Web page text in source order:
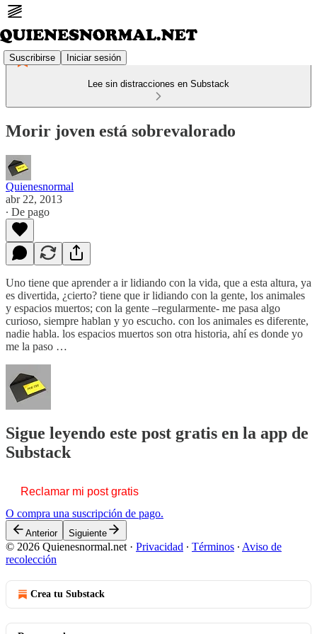
Suscribirse Iniciar sesión
Lee sin distracciones en Substack
Morir joven está sobrevalorado
Quienesnormal
abr 22, 2013
∙ De pago
Uno tiene que aprender a ir lidiando con la vida, que a esta altura, ya
es divertida, ¿cierto? tiene que ir lidiando con la gente, los animales
y espacios muertos; con la gente –regularmente- me pasa algo
curioso, siempre hablan y yo escucho. con los animales es diferente,
nadie habla. los espacios muertos son otra historia, ahí es donde yo
me la paso …
Sigue leyendo este post gratis en la app de
Substack
Reclamar mi post gratis
O compra una suscripción de pago.
Anterior Siguiente
© 2026 Quienesnormal.net · Privacidad ∙ Términos ∙ Aviso de
recolección
Crea tu Substack